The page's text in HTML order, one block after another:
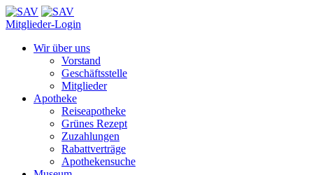
Mitglieder-Login
Wir über uns
Vorstand
Geschäftsstelle
Mitglieder
Apotheke
Reiseapotheke
Grünes Rezept
Zuzahlungen
Rabattverträge
Apothekensuche